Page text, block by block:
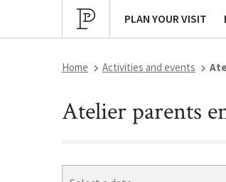
PLAN YOUR VISIT
Cultural program
Home Activities and events
Atelier parents